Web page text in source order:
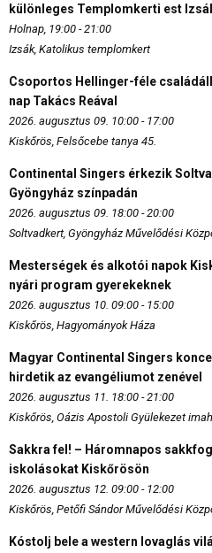
különleges Templomkerti est
Holnap, 19:00 - 21:00
Izsák, Katolikus templomkert
Csoportos Hellinger-féle
nap Takács Reával
2026. augusztus 09. 10:00 - 17:00
Kiskőrös, Felsőcebe tanya 45.
Continental Singers érkezik
Gyöngyház színpadán
2026. augusztus 09. 18:00 - 20:00
Soltvadkert, Gyöngyház Művelődési
Mesterségek és alkotói napok
nyári program gyerekeknek
2026. augusztus 10. 09:00 - 15:00
Kiskőrös, Hagyományok Háza
Magyar Continental Singers
hirdetik az evangéliumot zenével
2026. augusztus 11. 18:00 - 21:00
Kiskőrös, Oázis Apostoli Gyülekezet
Sakkra fel! – Háromnapos
iskolásokat Kiskőrösön
2026. augusztus 12. 09:00 - 12:00
Kiskőrös, Petőfi Sándor Művelődési
Kóstolj bele a western lovaglás